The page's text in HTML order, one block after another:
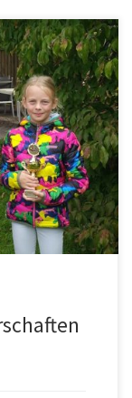
Cup ( U9)
sehr
Hause
beim Orange
Matchtiebreak